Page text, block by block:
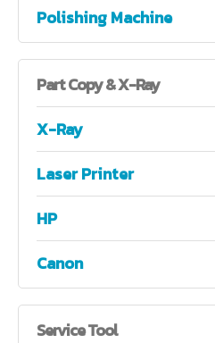
Polishing Machine
PartCopy & X-Ray
X-Ray
Laser Printer
HP
Canon
ServiceTool